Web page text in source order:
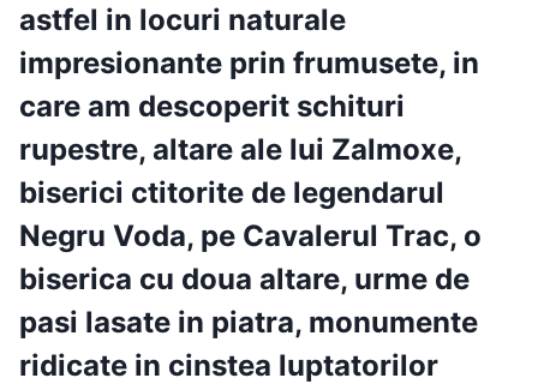
astfel in locuri naturale
impresionante prin frumusete, in
care am descoperit schituri
rupestre, altare ale lui Zalmoxe,
biserici ctitorite de legendarul
Negru Voda, pe Cavalerul Trac, o
biserica cu doua altare, urme de
pasi lasate in piatra, monumente
ridicate in cinstea luptatorilor